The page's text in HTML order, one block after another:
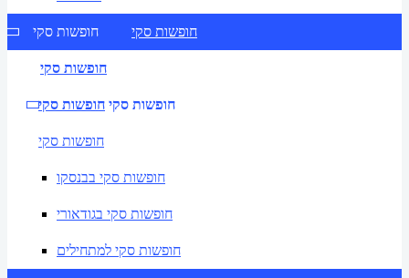
חופשות סקי חופשות סקי
חופשות סקי
חופשות סקי חופשות סקי
חופשות סקי
חופשות סקי בבנסקו
חופשות סקי בגודאורי
חופשות סקי למתחילים